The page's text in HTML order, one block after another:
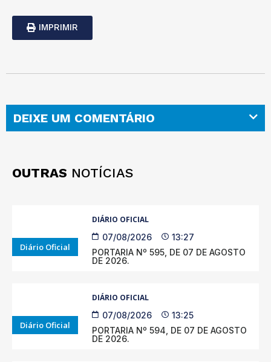
IMPRIMIR
DEIXE UM COMENTÁRIO
OUTRAS NOTÍCIAS
Diário Oficial
DIÁRIO OFICIAL
07/08/2026
13:27
PORTARIA Nº 595, DE 07 DE AGOSTO
DE 2026.
Diário Oficial
DIÁRIO OFICIAL
07/08/2026
13:25
PORTARIA Nº 594, DE 07 DE AGOSTO
DE 2026.